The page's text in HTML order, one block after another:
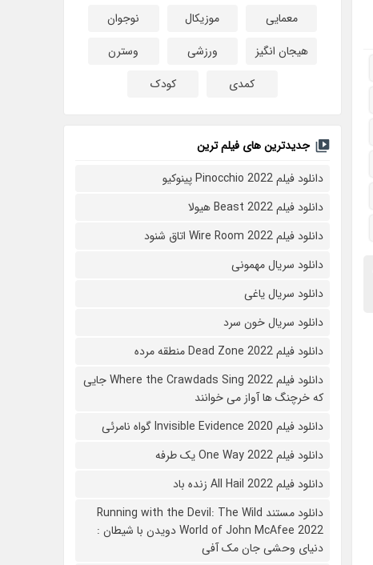
معمایی
موزیکال
نوجوان
هیجان انگیز
ورزشی
وسترن
کمدی
کودک
جدیدترین های فیلم ترین
دانلود فیلم Pinocchio 2022 پینوکیو
دانلود فیلم Beast 2022 هیولا
دانلود فیلم Wire Room 2022 اتاق شنود
دانلود سریال مهمونی
دانلود سریال یاغی
دانلود سریال خون سرد
دانلود فیلم 2022 Dead Zone منطقه مرده
دانلود فیلم Where the Crawdads Sing 2022 جایی
که خرچنگ ها آواز می خوانند
دانلود فیلم 2020 Invisible Evidence گواه نامرئی
دانلود فیلم One Way 2022 یک طرفه
دانلود فیلم All Hail 2022 زنده باد
دانلود مستند Running with the Devil: The Wild
World of John McAfee 2022 دویدن با شیطان :
دنیای وحشی جان مک آفی